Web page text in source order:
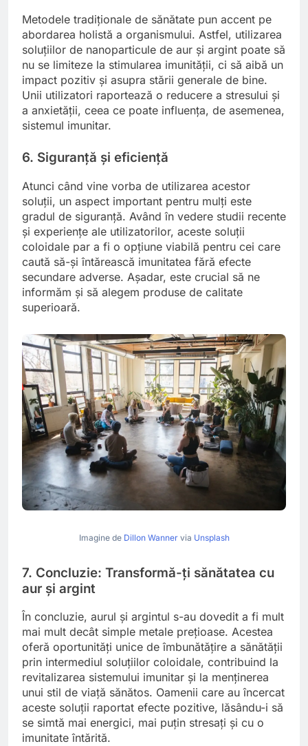
Metodele tradiționale de sănătate pun accent pe
abordarea holistă a organismului. Astfel, utilizarea
soluțiilor de nanoparticule de aur și argint poate să
nu se limiteze la stimularea imunității, ci să aibă un
impact pozitiv și asupra stării generale de bine.
Unii utilizatori raportează o reducere a stresului și
a anxietății, ceea ce poate influența, de asemenea,
sistemul imunitar.
6. Siguranță și eficiență
Atunci când vine vorba de utilizarea acestor
soluții, un aspect important pentru mulți este
gradul de siguranță. Având în vedere studii recente
și experiențe ale utilizatorilor, aceste soluții
coloidale par a fi o opțiune viabilă pentru cei care
caută să-și întărească imunitatea fără efecte
secundare adverse. Așadar, este crucial să ne
informăm și să alegem produse de calitate
superioară.
Imagine de Dillon Wannervia Unsplash
7. Concluzie: Transformă-ți sănătatea cu
aur și argint
În concluzie, aurul și argintul s-au dovedit a fi mult
mai mult decât simple metale prețioase. Acestea
oferă oportunități unice de îmbunătățire a sănătății
prin intermediul soluțiilor coloidale, contribuind la
revitalizarea sistemului imunitar și la menținerea
unui stil de viață sănătos. Oamenii care au încercat
aceste soluții raportat efecte pozitive, lăsându-i să
se simtă mai energici, mai puțin stresați și cu o
imunitate întărită.